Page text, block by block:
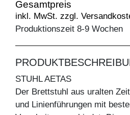
Gesamtpreis
inkl. MwSt. zzgl.
Produktionszeit 8-9 Wochen
STUHL AETAS
Der Brettstuhl aus uralten
und Linienführungen mit